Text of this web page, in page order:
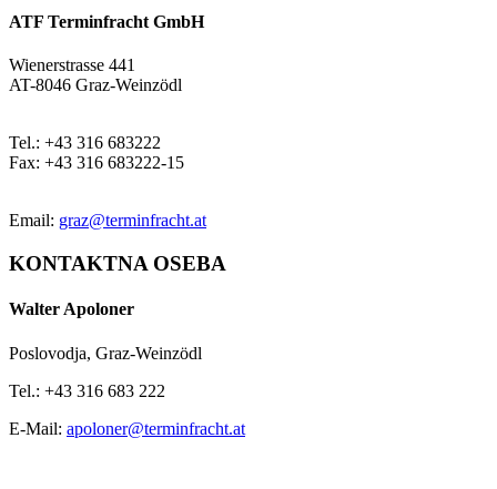
ATF Terminfracht GmbH
Wienerstrasse 441
AT-8046 Graz-Weinzödl
Tel.: +43 316 683222
Fax: +43 316 683222-15
Email: graz@terminfracht.at
KONTAKTNA OSEBA
Walter Apoloner
Poslovodja, Graz-Weinzödl
Tel.: +43 316 683 222
E-Mail: apoloner@terminfracht.at